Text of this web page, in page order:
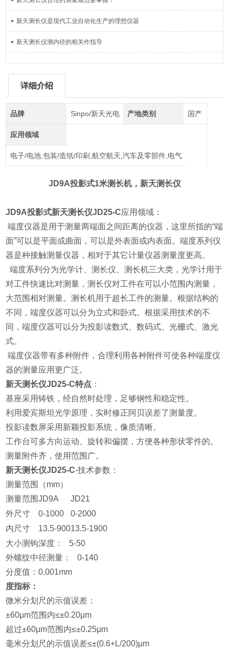
新天测长仪是现代工业自动化生产的理想仪器
新天测长仪测内径的相关作指导
详细介绍
品牌 Sinpo/新天光电 产地类别 国产
应用领域
电子/电池,包装/造纸/印刷,航空航天,汽车及零部件,电气
JD9A投影式1米测长机，新天测长仪
JD9A投影式新天测长仪JD25-C应用领域：
端度仪器是用于测量两端面之间距离的仪器，这里所指的“端
面”可以是平面或曲面，可以是外表面或内表面。端度系列仪
器是种接触测量仪器，相对于其它计量仪器测量度更高。
端度系列分为光学计、测长仪、测长机三大类，光学计用于
对工件快速比对测量，测长仪对工件在可以小范围内测量，
大范围相对测量。测长机用于超长工件的测量。根据结构的
不同，端度仪器可以分为立式和卧式。根据采用技术的不
同，端度仪器可以分为投影读数式、数码式、光栅式、激光
式。
端度仪器带有多种附件，合理利用各种附件可使各种端度仪
器的测量应用更广泛。
新天测长仪JD25-C特点 ：
基座采用铸铁，经自然时处理，足够钢性和稳定性。
利用爱宾斯坦光学原理，实时修正阿贝误差了测量度。
投影读数屏采用新颖投影系统，像质清晰。
工作台可多方向运动、旋转和偏摆，方便各种形状零件的。
测量附件齐，使用范围广。
新天测长仪JD25-C-技术参数：
测量范围（mm）
测量范围JD9A
JD21
外尺寸
0-1000
0-2000
内尺寸
13.5-90013.5-1900
大小测钩深度： 5-50
外螺纹中径测量： 0-140
分度值：0.001mm
度指标：
微米分划尺的示值误差：
±60μm范围内≤±0.20μm
超过±60μm范围内≤±0.25μm
毫米分划尺的示值误差≤±(0.6+L/200)μm